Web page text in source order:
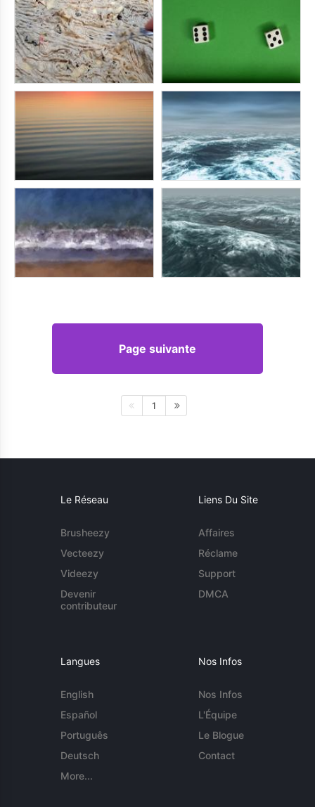
Page suivante
1
Le Réseau
Brusheezy
Vecteezy
Videezy
Devenir
contributeur
Liens Du Site
Affaires
Réclame
Support
DMCA
Langues
English
Español
Português
Deutsch
More...
Nos Infos
Nos Infos
L'Équipe
Le Blogue
Contact